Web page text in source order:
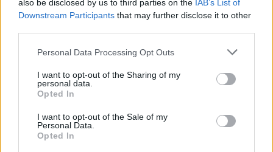
also be disclosed by us to third parties on the IAB’s List of
Downstream Participants that may further disclose it to other
Please note that this website/app uses one or more Google
not limited to your visit or usage behaviour. You may click to
grant or deny consent to Google and its third-party tags to
use your data for below specified purposes in below Google
consent section.
Personal Data Processing Opt Outs
I want to opt-out of the Sharing of my
personal data.
Opted In
I want to opt-out of the Sale of my
Personal Data.
Opted In
3Ανησυχία από το ξέσπασμα του ιού του
Δυτικού Νείλου με κρούσματα στην Αττική
Αθηνών για την προστασία της δημόσιας
υγείας
Εκκενώθηκε πολυκατοικία
Νέος «Αντεροβγάλτης» στο Λονδίνο βίαζε
συλληφθεί και αφέθηκε ελεύθερος